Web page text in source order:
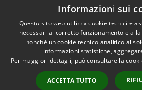
Dichiarazione di accessibilità
RSS
Accessibilità
Informazioni sui
Questo sito web utilizza cookie tecnici e
necessari al corretto funzionamento e
nonché un cookie tecnico analitico al
informazioni statistiche,
Per maggiori dettagli, può consultare la
ACCETTA TUTTO